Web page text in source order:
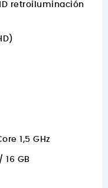
retroiluminación
1,5 GHz
16 GB